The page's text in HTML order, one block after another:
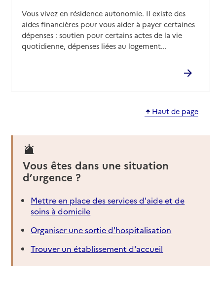
Vous vivez en résidence autonomie. Il existe des
aides financières pour vous aider à payer certaines
dépenses : soutien pour certains actes de la vie
quotidienne, dépenses liées au logement...
Haut de page
Vous êtes dans une situation
d’urgence ?
Mettre en place des services d'aide et de
soins à domicile
Organiser une sortie d'hospitalisation
Trouver un établissement d'accueil